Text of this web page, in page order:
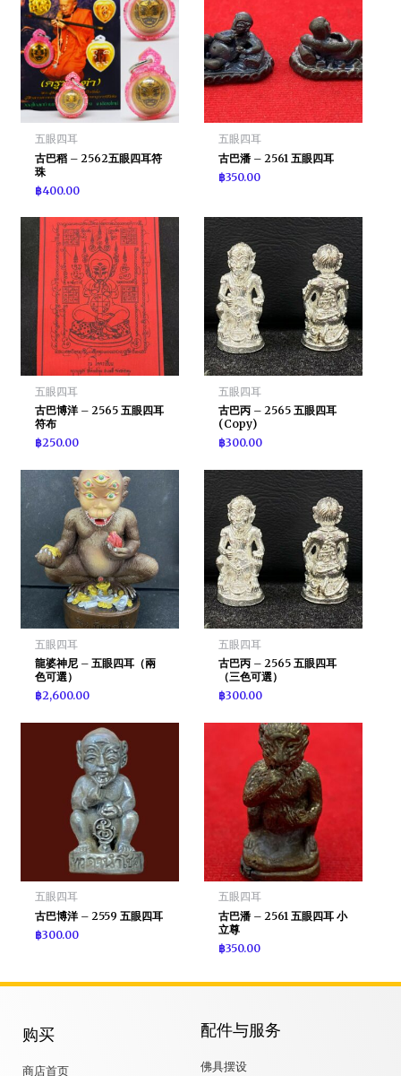
五眼四耳
古巴稻 – 2562五眼四耳符
珠
฿400.00
五眼四耳
古巴潘 – 2561 五眼四耳
฿350.00
五眼四耳
古巴博洋 – 2565 五眼四耳
符布
฿250.00
五眼四耳
古巴丙 – 2565 五眼四耳
(Copy)
฿300.00
五眼四耳
龍婆神尼 – 五眼四耳（兩
色可選）
฿2,600.00
五眼四耳
古巴丙 – 2565 五眼四耳
（三色可選）
฿300.00
五眼四耳
古巴博洋 – 2559 五眼四耳
฿300.00
五眼四耳
古巴潘 – 2561 五眼四耳 小
立尊
฿350.00
购买
商店首页
配件与服务
佛具摆设